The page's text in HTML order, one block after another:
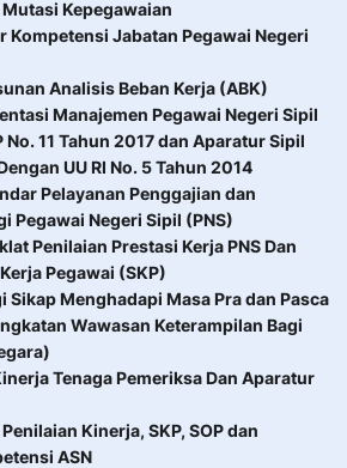
Kepegawaian
Kompetensi Jabatan Pegawai Negeri
Analisis Beban Kerja (ABK)
Manajemen Pegawai Negeri Sipil
No. 11 Tahun 2017 dan Aparatur Sipil
UU RI No. 5 Tahun 2014
Pelayanan Penggajian dan
Pegawai Negeri Sipil (PNS)
Penilaian Prestasi Kerja PNS Dan
Pegawai (SKP)
Sikap Menghadapi Masa Pra dan Pasca
Wawasan Keterampilan Bagi
)
Tenaga Pemeriksa Dan Aparatur
Kinerja, SKP, SOP dan
ASN